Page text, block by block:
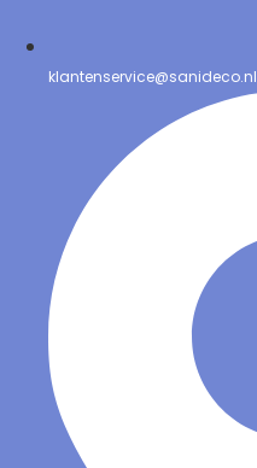
klantenservice@sanideco.nl